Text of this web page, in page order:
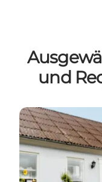
und
Dalsgaard Antik